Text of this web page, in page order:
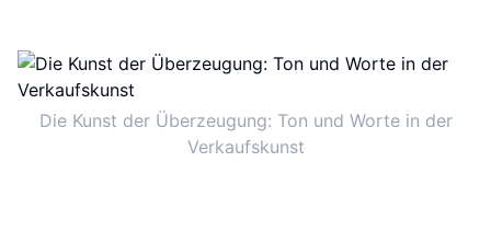
Die Kunst der Überzeugung: Ton und Worte in der
Verkaufskunst